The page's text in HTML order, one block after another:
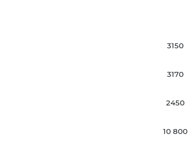
3150
3170
2450
10 800